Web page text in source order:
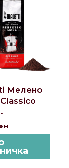
Мелено